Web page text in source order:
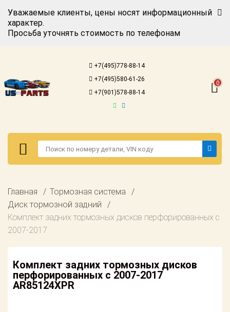
Уважаемые клиенты, цены носят информационный
характер.
Просьба уточнять стоимость по телефонам
+7(495)778-88-14
+7(495)580-61-26
+7(901)578-88-14
0
Авторизация
американских
автомобилей
запросу
техобслуживание
Доставка
Оплата
Возврат
Поставщикам
Регистрация
Каталог для
американских
Онлайн каталоги
- любые
запчасти
Главная
Тормозная система
Диск тормозной задний
Комплект задних тормозных дисков перфорированных c
2007-2017
Комплект задних тормозных дисков
перфорированных c 2007-2017
AR85124XPR